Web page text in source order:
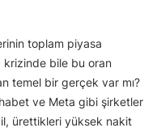
toplam piyasa
krizinde bile bu oran
temel bir gerçek var mı?
ve Meta gibi şirketler
ürettikleri yüksek nakit